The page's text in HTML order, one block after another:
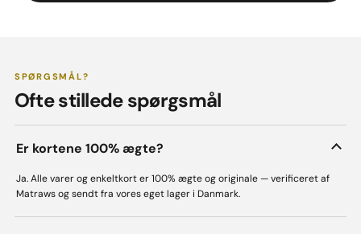
SPØRGSMÅL?
Ofte stillede spørgsmål
Er kortene 100% ægte?
Ja. Alle varer og enkeltkort er 100% ægte og originale — verificeret af
Matraws og sendt fra vores eget lager i Danmark.